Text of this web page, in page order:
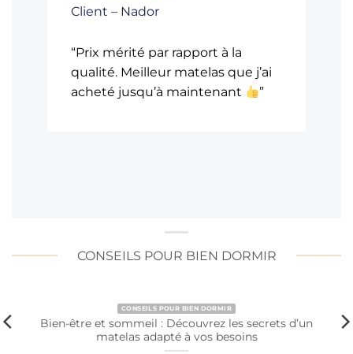
Client – Nador
“Prix mérité par rapport à la
qualité. Meilleur matelas que j’ai
acheté jusqu’à maintenant
”
CONSEILS POUR BIEN DORMIR
CONSEILS POUR BIEN DORMIR
Bien-être et sommeil : Découvrez les secrets d’un
matelas adapté à vos besoins